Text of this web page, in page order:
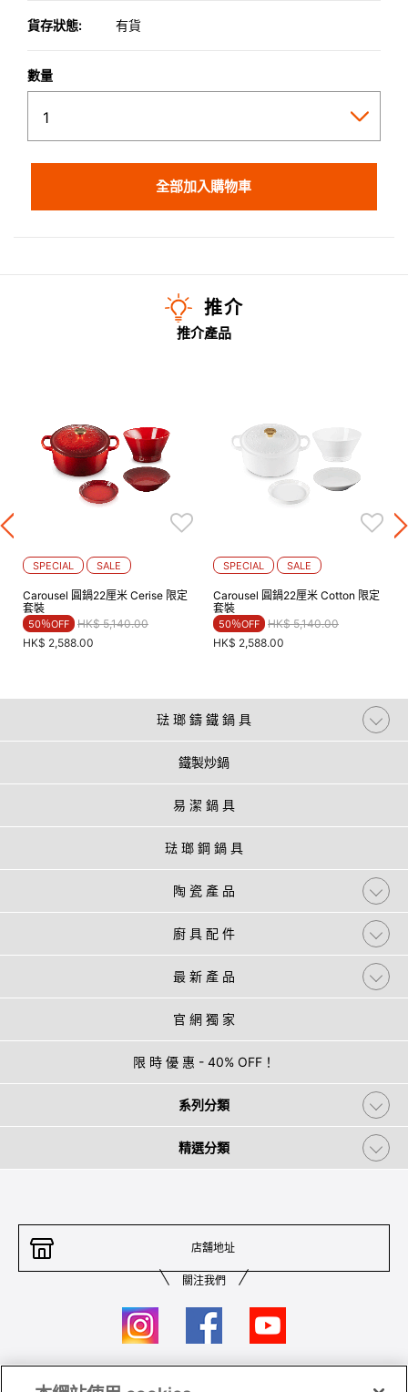
貨存狀態: 有貨
數量
全部加入購物車
推介
推介產品
SPECIAL SALE
Carousel 圓鍋22厘米 Cerise 限定
套裝
50％OFF Price reduced from
HK$ 5,140.00to
HK$ 2,588.00
SPECIAL SALE
Carousel 圓鍋22厘米 Cotton 限定
套裝
50％OFF Price reduced from
HK$ 5,140.00to
HK$ 2,588.00
琺 瑯 鑄 鐵 鍋 具
鐵製炒鍋
易 潔 鍋 具
琺 瑯 鋼 鍋 具
陶 瓷 產 品
廚 具 配 件
最 新 產 品
官 網 獨 家
限 時 優 惠 - 40% OFF！
系列分類
精選分類
店舖地址
關注我們